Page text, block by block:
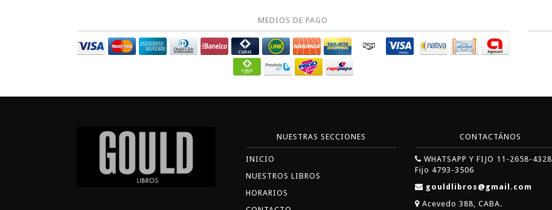
MEDIOS DE PAGO
NUESTRAS SECCIONES
INICIO
NUESTROS LIBROS
HORARIOS
CONTACTÁNOS
WHATSAPP Y FIJO 11-2658-4328
Fijo 4793-3506
gouldlibros@gmail.com
Acevedo 388, CABA.